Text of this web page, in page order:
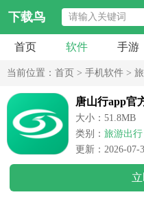
下载鸟
首页 软件 手游
当前位置： 首页 > 手机软件 >
唐山行app官
大小：51.8MB
类别： 旅游出行
更新：2026-07-